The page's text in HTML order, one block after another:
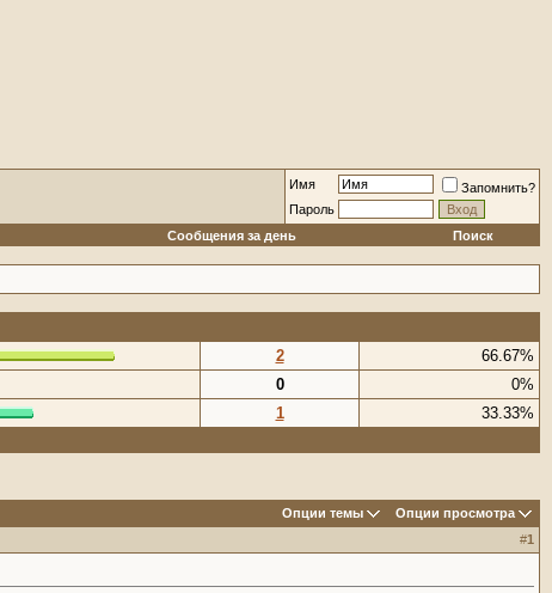
Имя
Запомнить?
Пароль
Сообщения за день Поиск
2
66.67%
0
0%
1 33.33%
Опции темы
Опции просмотра
#1